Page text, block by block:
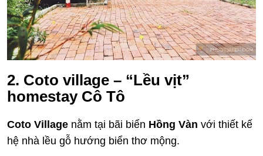
2. Coto village – “Lều vịt”
homestay Cô Tô
Coto Village nằm tại bãi biển Hồng Vàn với thiết kế
hệ nhà lều gỗ hướng biển thơ mộng.